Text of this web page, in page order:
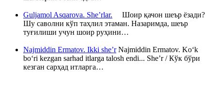
Guljamol Asqarova. She’rlar. Шоир қачон шеър ёзади?
Шу саволни кўп таҳлил этаман. Назаримда, шеър
туғилиши учун шоир руҳини…
Najmiddin Ermatov. Ikki she’rNajmiddin Ermatov. Ko‘k
bo‘ri kezgan sarhad itlarga talosh endi... She’r / Кўк бўри
кезган сарҳад итларга…